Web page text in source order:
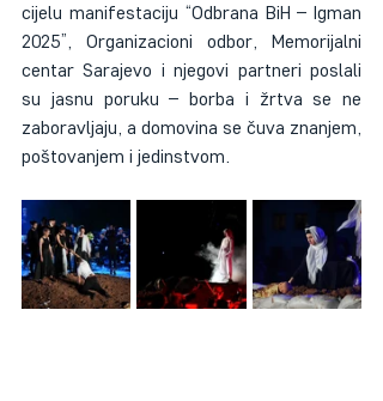
cijelu manifestaciju “Odbrana BiH – Igman
2025”, Organizacioni odbor, Memorijalni
centar Sarajevo i njegovi partneri poslali
su jasnu poruku – borba i žrtva se ne
zaboravljaju, a domovina se čuva znanjem,
poštovanjem i jedinstvom.